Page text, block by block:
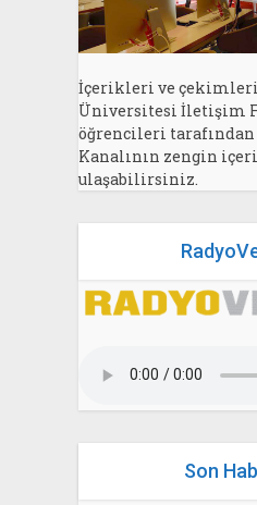
İçerikleri ve
Üniversitesi İletişim
öğrencileri tarafından
Kanalının zengin
ulaşabilirsiniz.
Son